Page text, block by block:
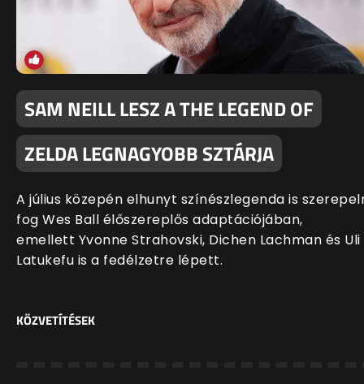
SAM NEILL LESZ A THE LEGEND OF
ZELDA LEGNAGYOBB SZTÁRJA
A július közepén elhunyt színészlegenda is
fog Wes Ball élőszereplős adaptációjában,
emellett Yvonne Strahovski, Dichen Lachman és Uli
Latukefu is a fedélzetre lépett.
KÖZVETÍTÉSEK